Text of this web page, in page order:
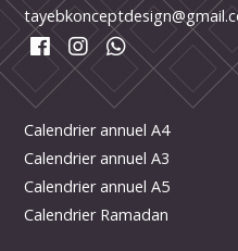
Calendrier annuel A4
Calendrier annuel A3
Calendrier annuel A5
Calendrier Ramadan